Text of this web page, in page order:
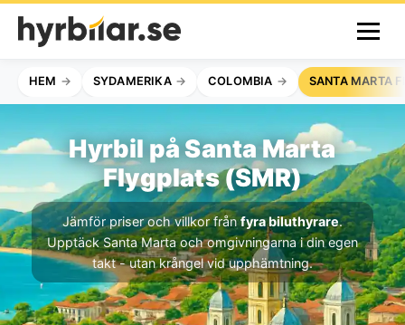
HEM SYDAMERIKA COLOMBIA SANTA MARTA
Hyrbil på Santa Marta
Flygplats (SMR)
Jämför priser och villkor frånfyra biluthyrare.
Upptäck Santa Marta och omgivningarna i din egen
takt - utan krångel vid upphämtning.